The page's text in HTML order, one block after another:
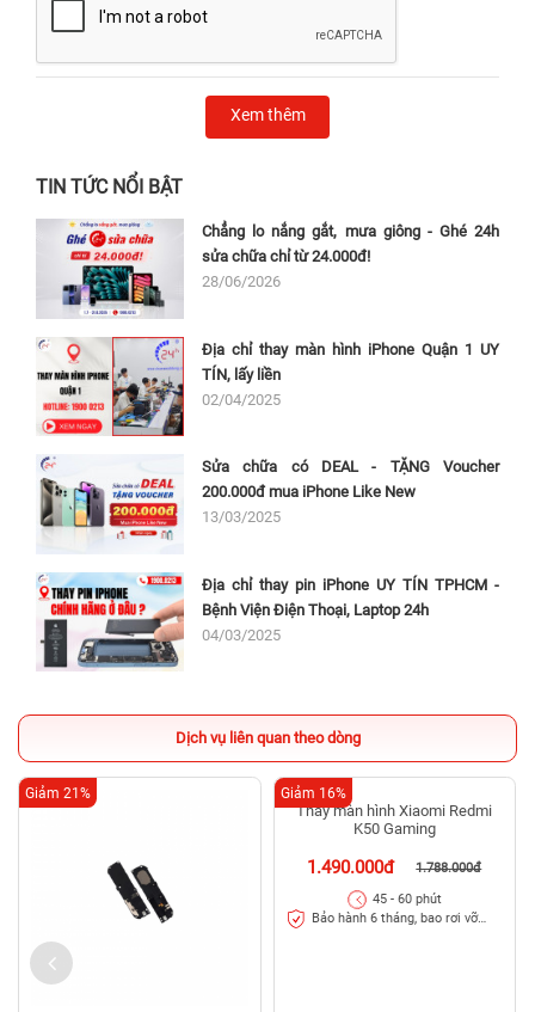
Xem thêm
TIN TỨC NỔI BẬT
Chẳng lo nắng gắt, mưa giông - Ghé 24h
sửa chữa chỉ từ 24.000đ!
28/06/2026
Địa chỉ thay màn hình iPhone Quận 1 UY
TÍN, lấy liền
02/04/2025
Sửa chữa có DEAL - TẶNG Voucher
200.000đ mua iPhone Like New
13/03/2025
Địa chỉ thay pin iPhone UY TÍN TPHCM -
Bệnh Viện Điện Thoại, Laptop 24h
04/03/2025
Dịch vụ liên quan theo dòng
Giảm 21% Giảm 16%